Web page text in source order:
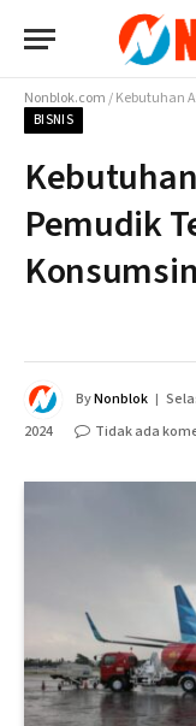
Nonblok.com/Kebutuhan Avtur
BISNIS
Pemudik
ByNonblok
2024
Tidak ada